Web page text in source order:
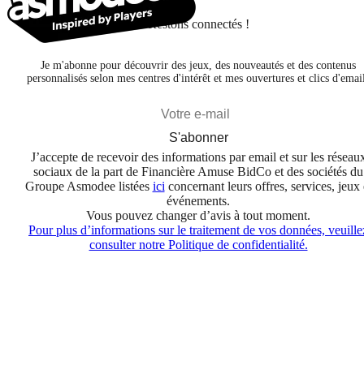
Restons connectés !
Je m'abonne pour découvrir des jeux, des nouveautés et des contenus
personnalisés selon mes centres d'intérêt et mes ouvertures et clics
S'abonner
J’accepte de recevoir des informations par email et sur les
sociaux de la part de Financière Amuse BidCo et des sociétés du
Groupe Asmodee listées ici concernant leurs offres, services, jeux
événements.
Vous pouvez changer d’avis à tout moment.
Pour plus d’informations sur le traitement de vos données,
consulter notre Politique de confidentialité.